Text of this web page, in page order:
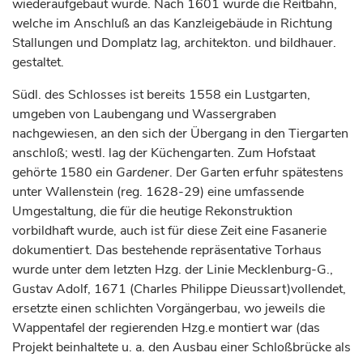
wiederaufgebaut wurde. Nach 1601 wurde die Reitbahn,
welche im Anschluß an das Kanzleigebäude in Richtung
Stallungen und Domplatz lag, architekton. und bildhauer.
gestaltet.
Südl. des Schlosses ist bereits 1558 ein Lustgarten,
umgeben von Laubengang und Wassergraben
nachgewiesen, an den sich der Übergang in den Tiergarten
anschloß; westl. lag der Küchengarten. Zum Hofstaat
gehörte 1580 ein Gardener. Der Garten erfuhr spätestens
unter Wallenstein (reg. 1628-29) eine umfassende
Umgestaltung, die für die heutige Rekonstruktion
vorbildhaft wurde, auch ist für diese Zeit eine Fasanerie
dokumentiert. Das bestehende repräsentative Torhaus
wurde unter dem letzten Hzg. der Linie Mecklenburg-G.,
Gustav Adolf, 1671 (Charles Philippe Dieussart)vollendet,
ersetzte einen schlichten Vorgängerbau, wo jeweils die
Wappentafel der regierenden Hzg.e montiert war (das
Projekt beinhaltete u. a. den Ausbau einer Schloßbrücke als